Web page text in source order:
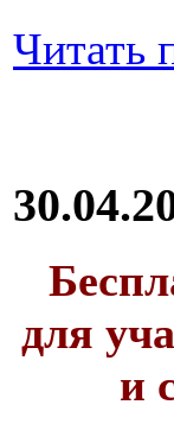
Читать
для
и